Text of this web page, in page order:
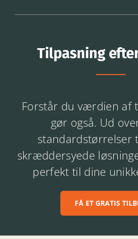
Tilpasning
Forstår du værdien af
gør også. Ud
standardstørrelser
skræddersyede
perfekt til dine
FÅ ET GRATIS